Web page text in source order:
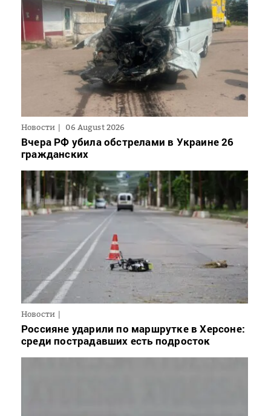
Новости 06 August 2026
Вчера РФ убила обстрелами в Украине 26
гражданских
Новости
Россияне ударили по маршрутке в Херсоне:
среди пострадавших есть подросток